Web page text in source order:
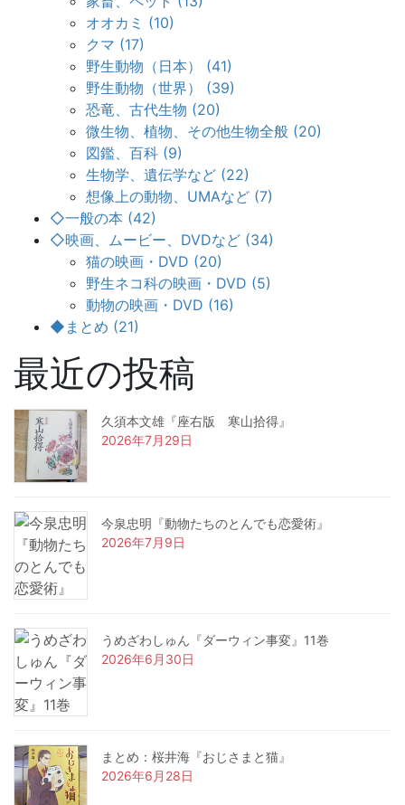
オオカミ (10)
クマ (17)
野生動物（日本） (41)
野生動物（世界） (39)
恐竜、古代生物 (20)
微生物、植物、その他生物全般 (20)
図鑑、百科 (9)
生物学、遺伝学など (22)
想像上の動物、UMAなど (7)
◇一般の本 (42)
◇映画、ムービー、DVDなど (34)
猫の映画・DVD (20)
野生ネコ科の映画・DVD (5)
動物の映画・DVD (16)
◆まとめ (21)
最近の投稿
久須本文雄『座右版 寒山拾得』
2026年7月29日
今泉忠明『動物たちのとんでも恋愛術』
2026年7月9日
うめざわしゅん『ダーウィン事変』11巻
2026年6月30日
まとめ：桜井海『おじさまと猫』
2026年6月28日